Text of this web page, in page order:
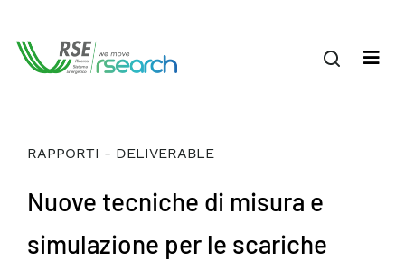
RAPPORTI - DELIVERABLE
Nuove tecniche di misura e
simulazione per le scariche